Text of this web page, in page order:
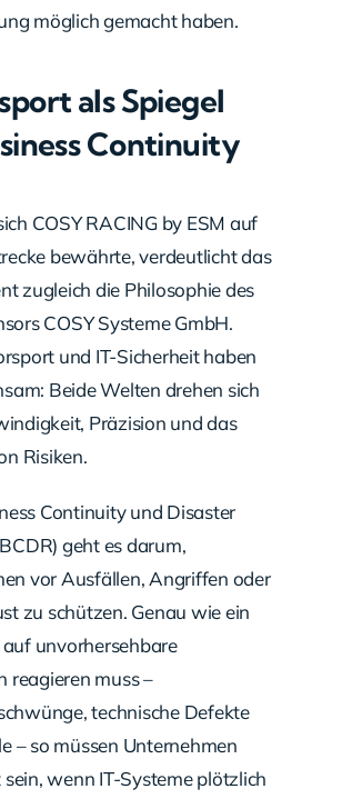
möglich gemacht haben.
als Spiegel
Continuity
COSY RACING by ESM auf
bewährte, verdeutlicht das
zugleich die Philosophie des
COSY Systeme GmbH.
und IT-Sicherheit haben
Beide Welten drehen sich
Präzision und das
Risiken.
Continuity und Disaster
geht es darum,
vor Ausfällen, Angriffen oder
zu schützen. Genau wie ein
unvorhersehbare
reagieren muss –
technische Defekte
– so müssen Unternehmen
wenn IT-Systeme plötzlich